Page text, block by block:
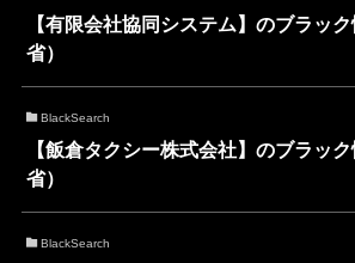
【有限会社協同システム】のブラッ
省）
BlackSearch
【飯倉タクシー株式会社】のブラッ
省）
BlackSearch